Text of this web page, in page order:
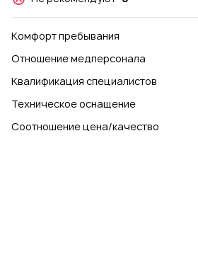
Комфорт пребывания
Отношение медперсонала
Квалификация специалистов
Техническое оснащение
Соотношение цена/качество